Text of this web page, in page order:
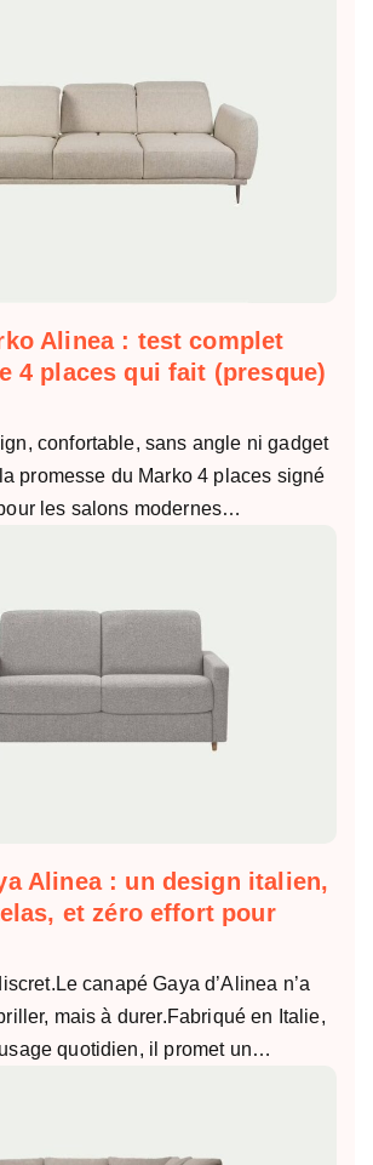
Alinea : test complet
4 places qui fait (presque)
confortable, sans angle ni gadget
promesse du Marko 4 places signé
les salons modernes…
Alinea : un design italien,
et zéro effort pour
canapé Gaya d’Alinea n’a
mais à durer.Fabriqué en Italie,
quotidien, il promet un…